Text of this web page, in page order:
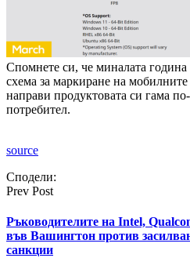
Спомнете си, че миналата
схема за маркиране на
направи продуктовата си гама
потребител.
source
Сподели:
Prev Post
Ръководителите на Intel,
във Вашингтон против
санкции